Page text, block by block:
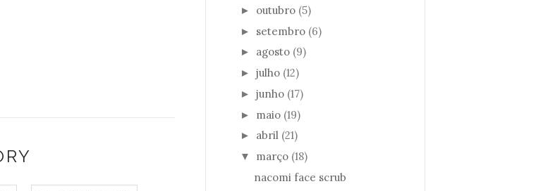
► outubro (5)
► setembro (6)
► agosto (9)
► julho (12)
► junho (17)
► maio (19)
► abril (21)
▼ março (18)
nacomi face scrub